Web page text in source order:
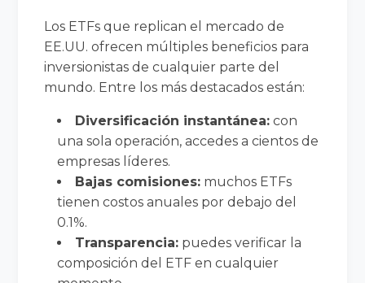
Los ETFs que replican el mercado de
EE.UU. ofrecen múltiples beneficios para
inversionistas de cualquier parte del
mundo. Entre los más destacados están:
Diversificación instantánea: con
una sola operación, accedes a cientos de
empresas líderes.
Bajas comisiones: muchos ETFs
tienen costos anuales por debajo del
0.1%.
Transparencia: puedes verificar la
composición del ETF en cualquier